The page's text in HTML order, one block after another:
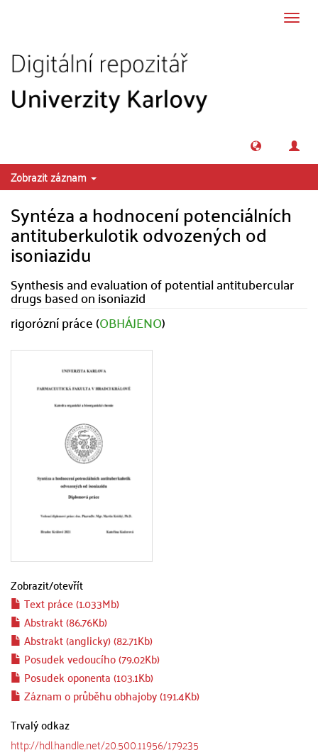
Zobrazit záznam
Syntéza a hodnocení potenciálních
antituberkulotik odvozených od
isoniazidu
Synthesis and evaluation of potential antitubercular
drugs based on isoniazid
rigorózní práce (OBHÁJENO)
Zobrazit/otevřít
Text práce (1.033Mb)
Abstrakt (86.76Kb)
Abstrakt (anglicky) (82.71Kb)
Posudek vedoucího (79.02Kb)
Posudek oponenta (103.1Kb)
Záznam o průběhu obhajoby (191.4Kb)
Trvalý odkaz
http://hdl.handle.net/20.500.11956/179235